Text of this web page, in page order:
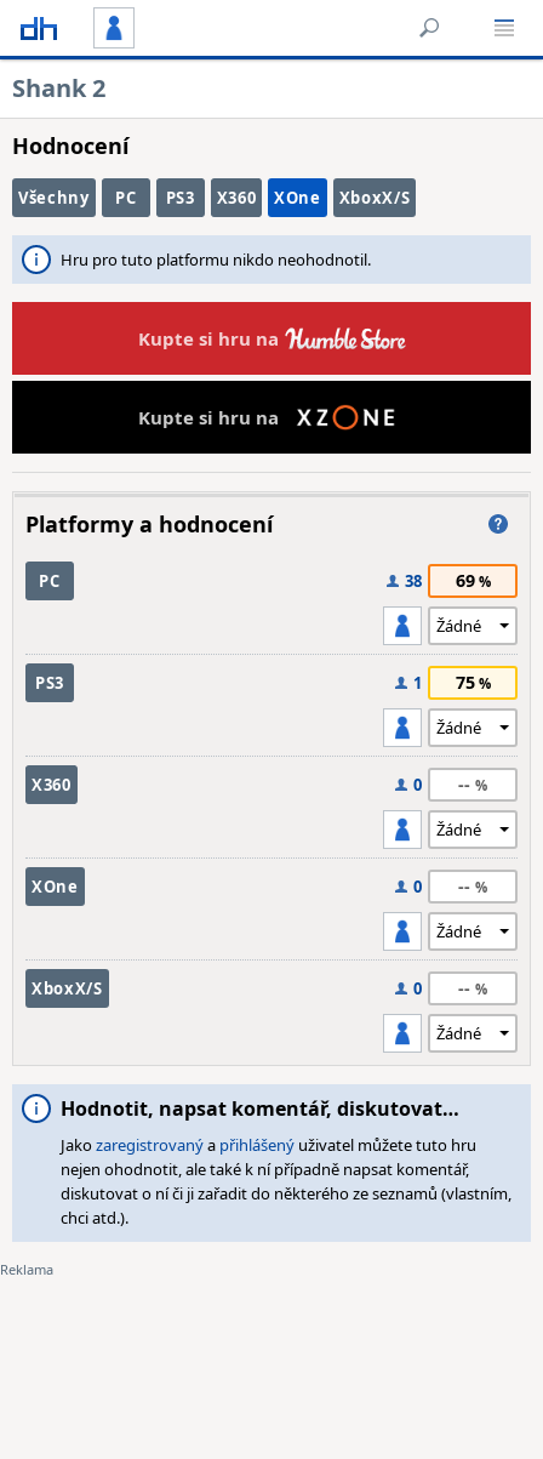
Shank 2
Hodnocení
Všechny PC PS3 X360 XOne XboxX/S
Hru pro tuto platformu nikdo neohodnotil.
Kupte si hru na
Kupte si hru na
Platformy a hodnocení
PC 38 69
PS3 1 75
X360 0 --
XOne 0 --
XboxX/S 0 --
Hodnotit, napsat komentář, diskutovat…
Jakozaregistrovanýa přihlášený uživatel můžete tuto hru
nejen ohodnotit, ale také k ní případně napsat komentář,
diskutovat o ní či ji zařadit do některého ze seznamů (vlastním,
chci atd.).